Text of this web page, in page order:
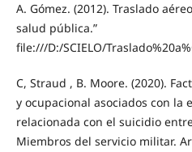
A. Gómez. (2012). Traslado
salud pública.”
file:///D:/SCIELO/
C, Straud , B. Moore. (2020).
y ocupacional asociados con la
relacionada con el suicidio
Miembros del servicio militar.